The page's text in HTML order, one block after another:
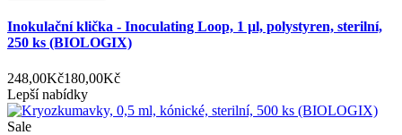
Inokulační klička - Inoculating Loop, 1 µl, polystyren, sterilní,
250 ks (BIOLOGIX)
248,00Kč180,00Kč
Lepší nabídky
Sale